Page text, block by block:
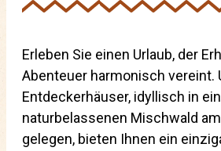
Erleben Sie einen Urlaub, der
Abenteuer harmonisch vereint.
Entdeckerhäuser, idyllisch in
naturbelassenen Mischwald
gelegen, bieten Ihnen ein